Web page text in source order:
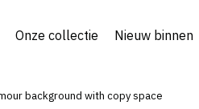
Onze collectie Nieuw binnen
background with copy space